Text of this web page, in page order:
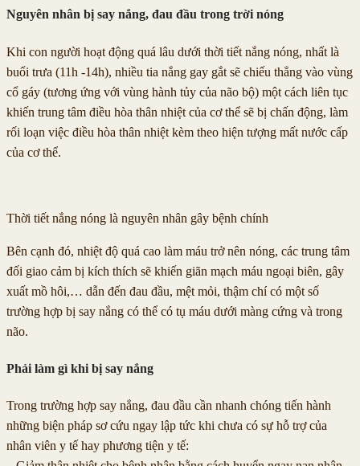
Nguyên nhân bị say nắng, đau đầu trong trời nóng
Khi con người hoạt động quá lâu dưới thời tiết nắng nóng, nhất là
buổi trưa (11h -14h), nhiều tia nắng gay gắt sẽ chiếu thẳng vào vùng
cổ gáy (tương ứng với vùng hành tủy của não bộ) một cách liên tục
khiến trung tâm điều hòa thân nhiệt của cơ thể sẽ bị chấn động, làm
rối loạn việc điều hòa thân nhiệt kèm theo hiện tượng mất nước cấp
của cơ thể.
Thời tiết nắng nóng là nguyên nhân gây bệnh chính
Bên cạnh đó, nhiệt độ quá cao làm máu trở nên nóng, các trung tâm
đối giao cảm bị kích thích sẽ khiến giãn mạch máu ngoại biên, gây
xuất mồ hôi,… dẫn đến đau đầu, mệt mỏi, thậm chí có một số
trường hợp bị say nắng có thể có tụ máu dưới màng cứng và trong
não.
Phải làm gì khi bị say nắng
Trong trường hợp say nắng, đau đầu cần nhanh chóng tiến hành
những biện pháp sơ cứu ngay lập tức khi chưa có sự hỗ trợ của
nhân viên y tế hay phương tiện y tế: